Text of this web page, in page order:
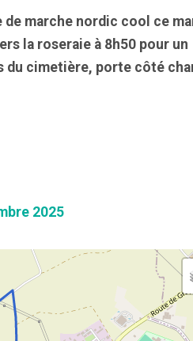
de marche nordic cool ce
la roseraie à 8h50 pour un
du cimetière, porte côté
2025